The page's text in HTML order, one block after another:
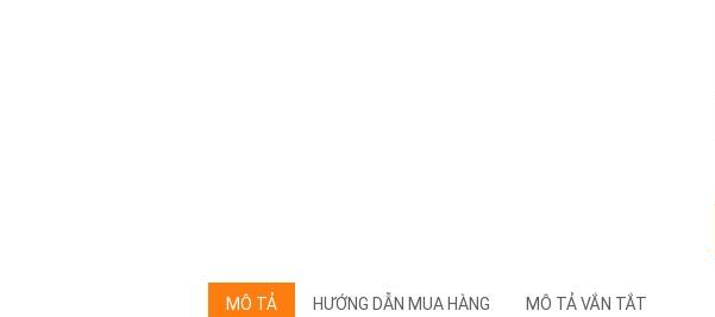
MÔ TẢ HƯỚNG DẪN MUA HÀNG MÔ TẢ VẮN TẮT